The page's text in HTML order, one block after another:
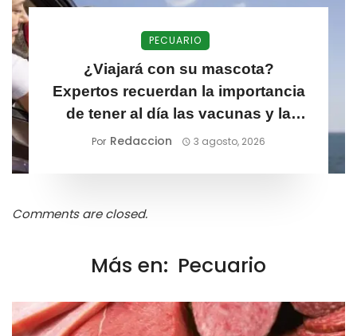
PECUARIO
¿Viajará con su mascota?
Expertos recuerdan la importancia
de tener al día las vacunas y la
desparasitación
Por Redaccion 3 agosto, 2026
Comments are closed.
Más en: Pecuario